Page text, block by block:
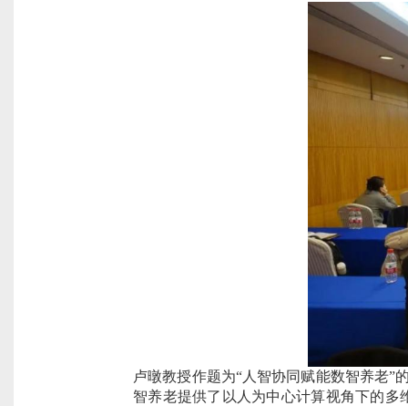
卢暾教授作题为“人智协同赋能数智养老”
智养老提供了以人为中心计算视角下的